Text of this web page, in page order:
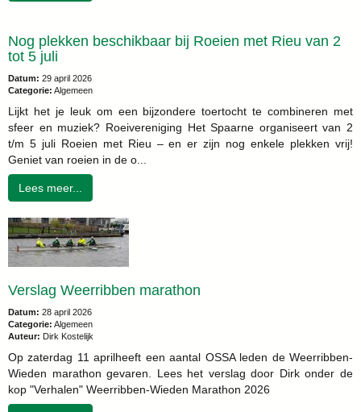
Nog plekken beschikbaar bij Roeien met Rieu van 2
tot 5 juli
Datum: 29 april 2026
Categorie: Algemeen
Lijkt het je leuk om een bijzondere toertocht te combineren met
sfeer en muziek? Roeivereniging Het Spaarne organiseert van 2
t/m 5 juli Roeien met Rieu – en er zijn nog enkele plekken vrij!
Geniet van roeien in de o...
Lees meer...
Verslag Weerribben marathon
Datum: 28 april 2026
Categorie: Algemeen
Auteur: Dirk Kostelijk
Op zaterdag 11 aprilheeft een aantal OSSA leden de Weerribben-
Wieden marathon gevaren. Lees het verslag door Dirk onder de
kop "Verhalen" Weerribben-Wieden Marathon 2026